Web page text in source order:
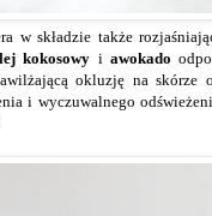
składzie także
kokosowy iawokado
okluzję na skórze
i wyczuwalnego